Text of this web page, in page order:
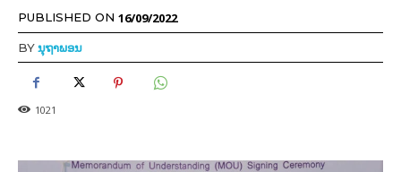
PUBLISHED ON 16/09/2022
BYນຸຖາພອນ
1021